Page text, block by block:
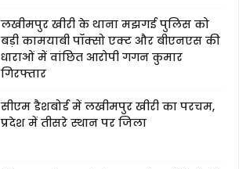
लखीमपुर खीरी के थाना मझगई पुलिस को
बड़ी कामयाबी पॉक्सो एक्ट और बीएनएस की
धाराओं में वांछित आरोपी गगन कुमार
गिरफ्तार
सीएम डैशबोर्ड में लखीमपुर खीरी का परचम,
प्रदेश में तीसरे स्थान पर जिला